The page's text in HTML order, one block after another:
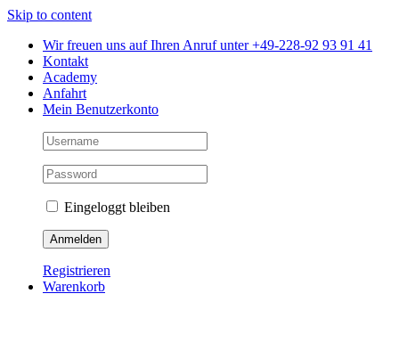
Skip to content
Wir freuen uns auf Ihren Anruf unter +49-228-92 93 91 41
Kontakt
Academy
Anfahrt
Mein Benutzerkonto
Eingeloggt bleiben
Registrieren
Warenkorb